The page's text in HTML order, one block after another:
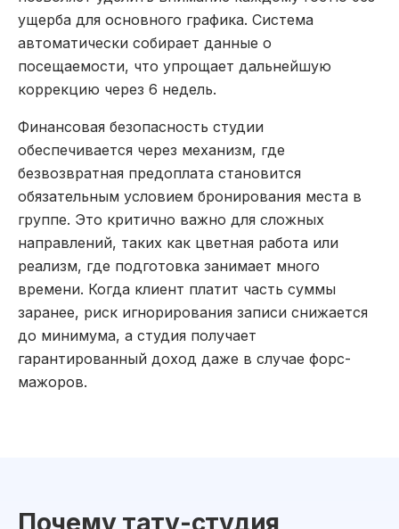
ущерба для основного графика. Система
автоматически собирает данные о
посещаемости, что упрощает дальнейшую
коррекцию через 6 недель.
Финансовая безопасность студии
обеспечивается через механизм, где
безвозвратная предоплата становится
обязательным условием бронирования места в
группе. Это критично важно для сложных
направлений, таких как цветная работа или
реализм, где подготовка занимает много
времени. Когда клиент платит часть суммы
заранее, риск игнорирования записи снижается
до минимума, а студия получает
гарантированный доход даже в случае форс-
мажоров.
Почему тату-студия